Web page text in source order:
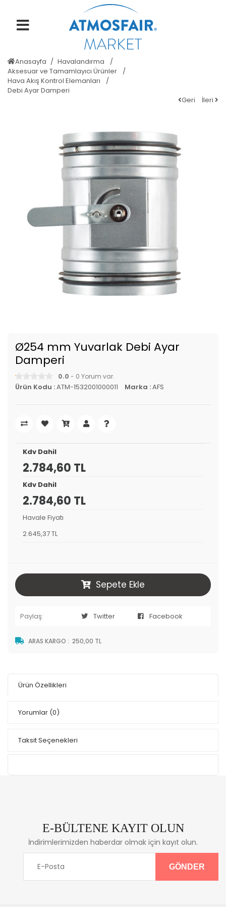
Anasayfa
Havalandırma
Aksesuar ve Tamamlayıcı Ürünler
Hava Akış Kontrol Elemanları
Debi Ayar Damperi
Geri
İleri
Ø254 mm Yuvarlak Debi Ayar
Damperi
0.0 - 0 Yorum var.
Ürün Kodu :ATM-1532001000011 Marka :AFS
Kdv Dahil
2.784,60 TL
Kdv Dahil
2.784,60 TL
Havale Fiyatı
2.645,37 TL
Sepete Ekle
Paylaş: Twitter Facebook
ARAS KARGO : 250,00 TL
Ürün Özellikleri
Yorumlar (0)
Taksit Seçenekleri
E-BÜLTENE KAYIT OLUN
İndirimlerimizden haberdar olmak için kayıt olun.